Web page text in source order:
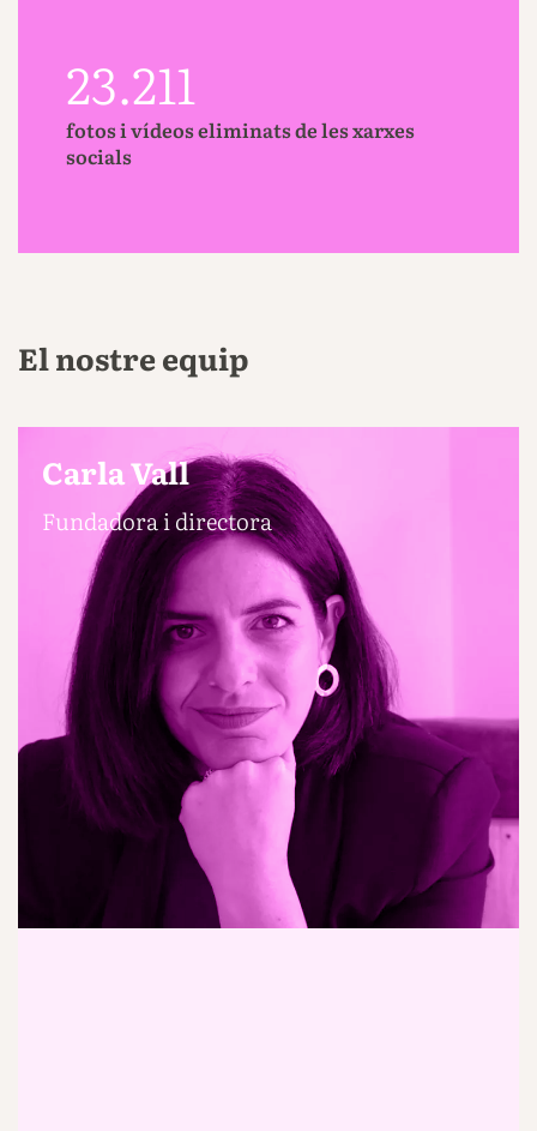
23.211
fotos i vídeos eliminats de les xarxes
socials
El nostre equip
Carla Vall
Fundadora i directora